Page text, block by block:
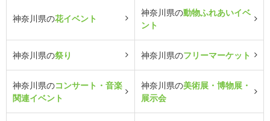
神奈川県の花イベント
神奈川県の動物ふれあいイベ
ント
神奈川県の祭り 神奈川県のフリーマーケット
神奈川県のコンサート・音楽
関連イベント
神奈川県の美術展・博物展・
展示会